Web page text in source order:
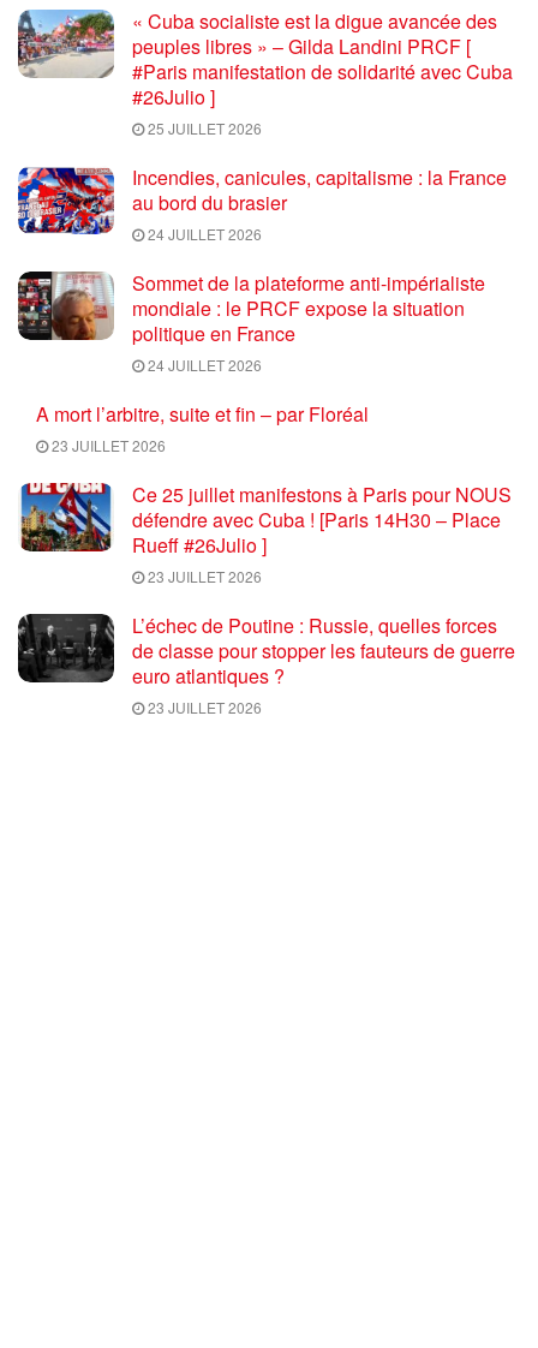
« Cuba socialiste est la digue avancée des
peuples libres » – Gilda Landini PRCF [
#Paris manifestation de solidarité avec Cuba
#26Julio ]
25 JUILLET 2026
Incendies, canicules, capitalisme : la France
au bord du brasier
24 JUILLET 2026
Sommet de la plateforme anti-impérialiste
mondiale : le PRCF expose la situation
politique en France
24 JUILLET 2026
A mort l’arbitre, suite et fin – par Floréal
23 JUILLET 2026
Ce 25 juillet manifestons à Paris pour NOUS
défendre avec Cuba ! [Paris 14H30 – Place
Rueff #26Julio ]
23 JUILLET 2026
L’échec de Poutine : Russie, quelles forces
de classe pour stopper les fauteurs de guerre
euro atlantiques ?
23 JUILLET 2026